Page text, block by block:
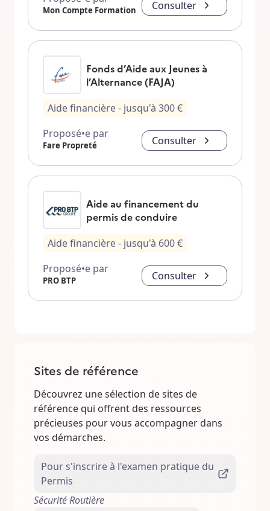
Mon Compte Formation Consulter
Fonds d’Aide aux Jeunes à
l’Alternance (FAJA)
Aide financière- jusqu'à 300€
Proposé•e par
Fare Propreté Consulter
Aide au financement du
permis de conduire
Aide financière- jusqu'à 600€
Proposé•e par
PRO BTP Consulter
Sites de référence
Découvrez une sélection de sites de
référence qui offrent des ressources
précieuses pour vous accompagner dans
vos démarches.
Pour s'inscrire à l'examen pratique du
Permis
Sécurité Routière